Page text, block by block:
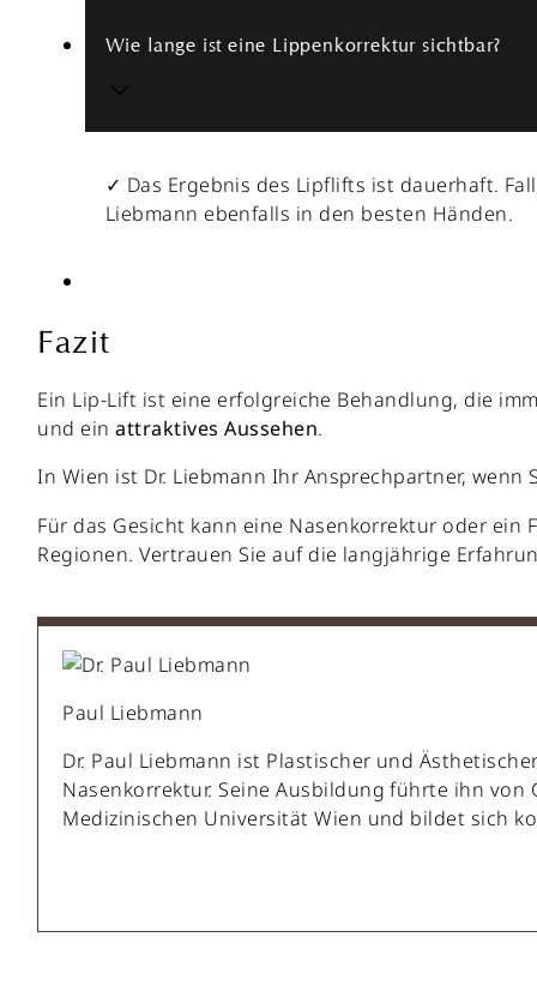
Wie lange ist eine Lippenkorrektur sichtbar?
✓ Das Ergebnis des Lipflifts ist dauerhaft.
Liebmann ebenfalls in den besten Händen.
Fazit
Ein Lip-Lift ist eine erfolgreiche Behandlung, die
und einattraktives Aussehen.
In Wien ist Dr. Liebmann Ihr Ansprechpartner,
Für das Gesicht kann eine Nasenkorrektur oder
Regionen. Vertrauen Sie auf die langjährige
Paul Liebmann
Dr. Paul Liebmann ist Plastischer und
Nasenkorrektur. Seine Ausbildung führte ihn
Medizinischen Universität Wien und bildet sich